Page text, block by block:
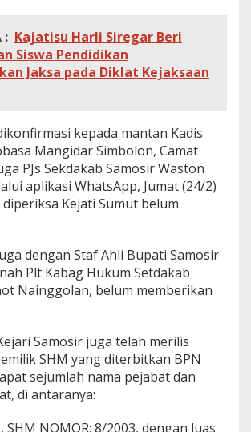
: Kajatisu Harli Siregar Beri
Siswa Pendidikan
Jaksa pada Diklat Kejaksaan
kepada mantan Kadis
Mangidar Simbolon, Camat
PJs Sekdakab Samosir Waston
aplikasi WhatsApp, Jumat (24/2)
Kejati Sumut belum
dengan Staf Ahli Bupati Samosir
Plt Kabag Hukum Setdakab
Nainggolan, belum memberikan
Samosir juga telah merilis
SHM yang diterbitkan BPN
sejumlah nama pejabat dan
di antaranya:
SHM NOMOR: 8/2003, dengan luas